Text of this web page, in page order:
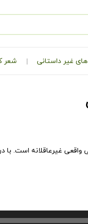
غیر داستانی شعر
غیرعاقلانه است. با